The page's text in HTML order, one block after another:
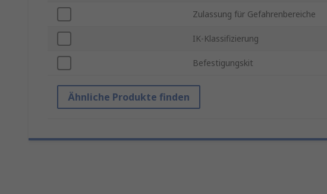
Zulassung für Gefahrenbereiche
IK-Klassifizierung
Befestigungskit
Ähnliche Produkte finden